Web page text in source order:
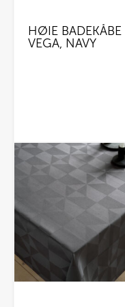
HØIE BADEKÅBE
VEGA, NAVY